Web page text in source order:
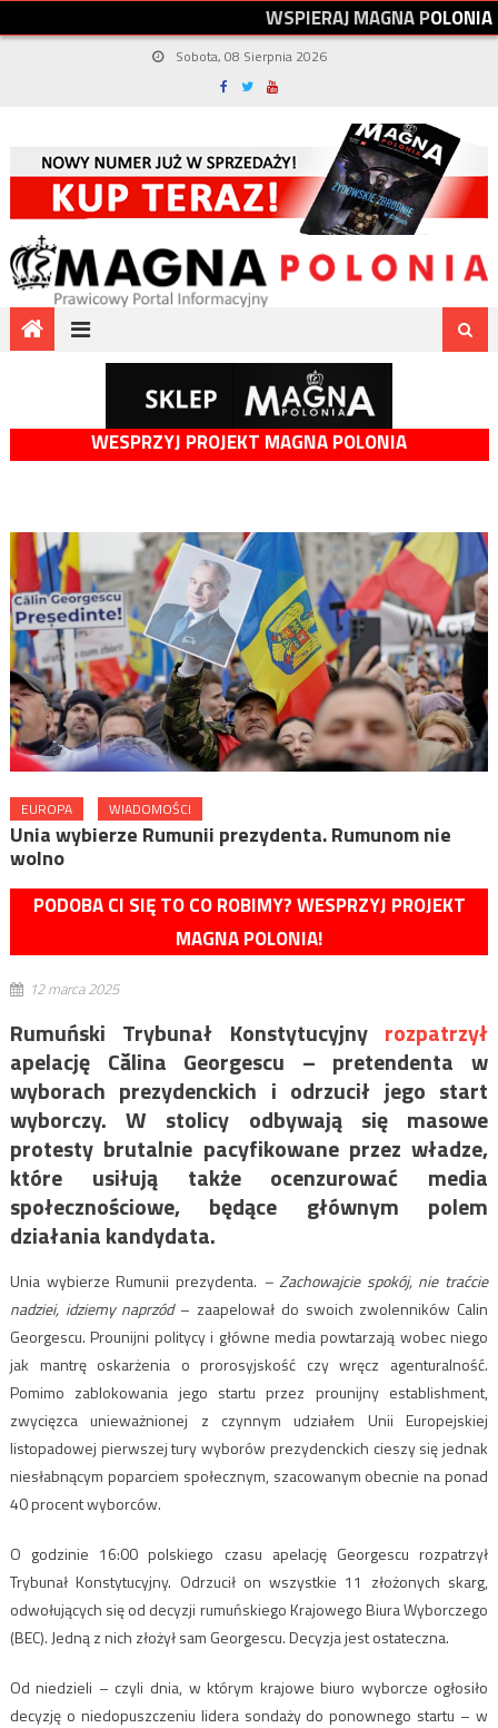
WSPIERAJMAGNAPOLONIA
Sobota, 08 Sierpnia 2026
WESPRZYJ PROJEKT MAGNA POLONIA
EUROPA WIADOMOŚCI
Unia wybierze Rumunii prezydenta. Rumunom nie
wolno
PODOBA CI SIĘ TO CO ROBIMY? WESPRZYJ PROJEKT
MAGNA POLONIA!
12 marca 2025
Rumuński Trybunał Konstytucyjny rozpatrzył
apelację Călina Georgescu – pretendenta w
wyborach prezydenckich i odrzucił jego start
wyborczy. W stolicy odbywają się masowe
protesty brutalnie pacyfikowane przez władze,
które usiłują także ocenzurować media
społecznościowe, będące głównym polem
działania kandydata.
Unia wybierze Rumunii prezydenta. – Zachowajcie spokój, nie traćcie
nadziei, idziemy naprzód – zaapelował do swoich zwolenników Calin
Georgescu. Prounijni politycy i główne media powtarzają wobec niego
jak mantrę oskarżenia o prorosyjskość czy wręcz agenturalność.
Pomimo zablokowania jego startu przez prounijny establishment,
zwycięzca unieważnionej z czynnym udziałem Unii Europejskiej
listopadowej pierwszej tury wyborów prezydenckich cieszy się jednak
niesłabnącym poparciem społecznym, szacowanym obecnie na ponad
40 procent wyborców.
O godzinie 16:00 polskiego czasu apelację Georgescu rozpatrzył
Trybunał Konstytucyjny. Odrzucił on wszystkie 11 złożonych skarg,
odwołujących się od decyzji rumuńskiego Krajowego Biura Wyborczego
(BEC). Jedną z nich złożył sam Georgescu. Decyzja jest ostateczna.
Od niedzieli – czyli dnia, w którym krajowe biuro wyborcze ogłosiło
decyzję o niedopuszczeniu lidera sondaży do ponownego startu – w